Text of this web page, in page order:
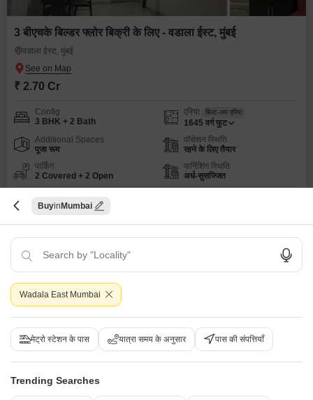
3 बीएचके बिल्डर फ्लोर बिक्री के लिए - वडाला ईस्ट, मुंबई
वडाला ईस्ट, मुंबई
₹ 2.70 Cr
Config
3 BHK + 2 Bath
एरिया बिल्ट-अप एरिया
1645 वर्ग फुट
Additional Spaces
पूजा रूम
पॉसेशन स्थिति
रहने के लिए तैयार
पार्किंग
2 Covered + 2 Open
फर्निशिंग स्थिति
अर्ध-सुसज्जित
A अक्षय ह पाटील
8
3 बीएचके बिल्डर फ्लोर बिक्री के लिए - वडाला ईस्ट, मुंबई
Buy Mumbai
Wadala East Mumbai
मेट्रो स्टेशन के पास यात्रा समय के अनुसार पास की संपत्तियाँ
Trending Searches